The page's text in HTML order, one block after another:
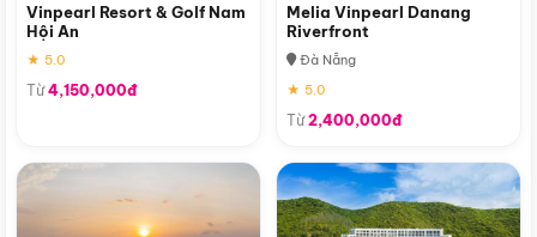
Vinpearl Resort & Golf Nam
Hội An
★ 5.0
Từ4,150,000đ
Melia Vinpearl Danang
Riverfront
Đà Nẵng
★ 5.0
Từ2,400,000đ